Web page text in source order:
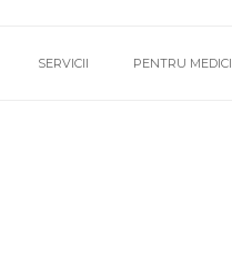
SERVICII PENTRU MEDICI